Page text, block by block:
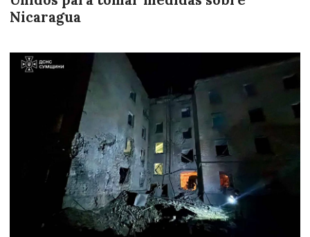
Nicaragua